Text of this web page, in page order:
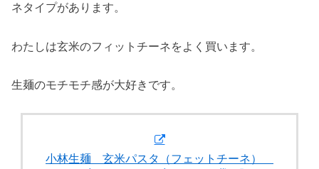
ネタイプがあります。
わたしは玄米のフィットチーネをよく買います。
生麺のモチモチ感が大好きです。
小林生麺 玄米パスタ（フェットチーネ）